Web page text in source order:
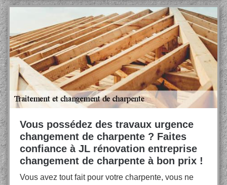
Vous possédez des travaux urgence
changement de charpente ? Faites
confiance à JL rénovation entreprise
changement de charpente à bon prix !
Vous avez tout fait pour votre charpente, vous ne